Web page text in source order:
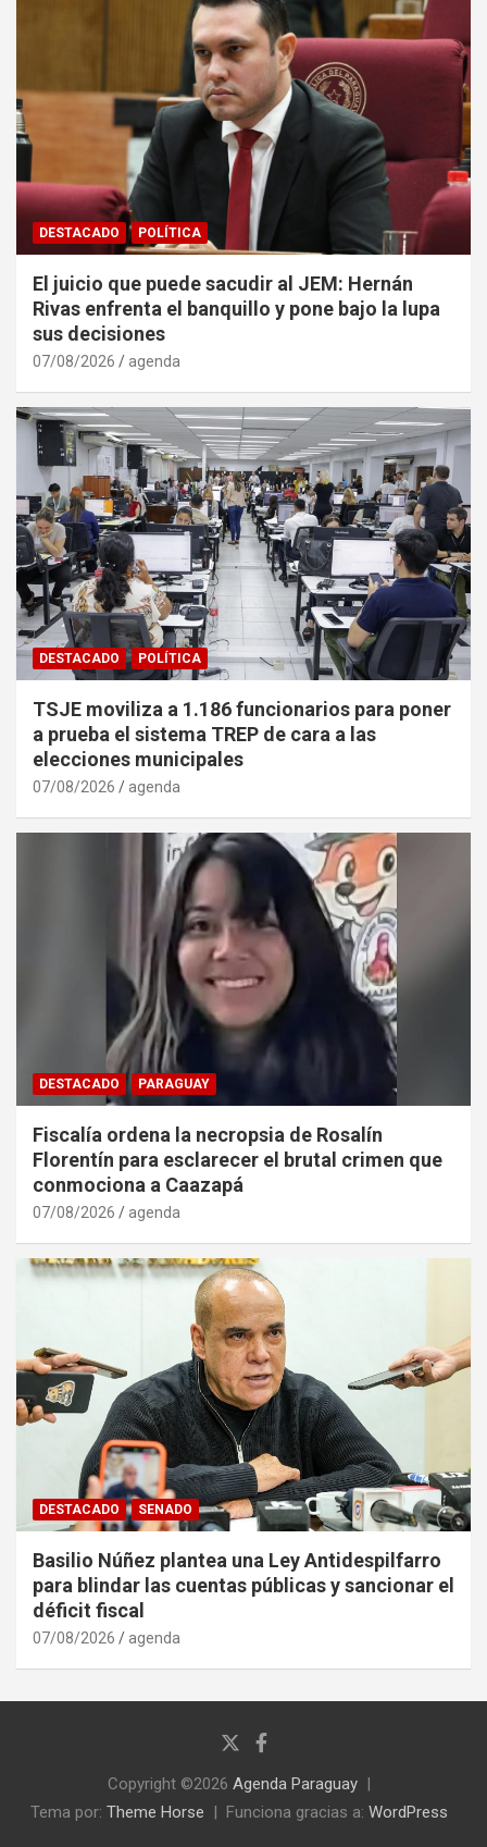
DESTACADO POLÍTICA
El juicio que puede sacudir al JEM: Hernán
Rivas enfrenta el banquillo y pone bajo la lupa
sus decisiones
07/08/2026 agenda
DESTACADO POLÍTICA
TSJE moviliza a 1.186 funcionarios para poner
a prueba el sistema TREP de cara a las
elecciones municipales
07/08/2026 agenda
DESTACADO PARAGUAY
Fiscalía ordena la necropsia de Rosalín
Florentín para esclarecer el brutal crimen que
conmociona a Caazapá
07/08/2026 agenda
DESTACADO SENADO
Basilio Núñez plantea una Ley Antidespilfarro
para blindar las cuentas públicas y sancionar el
déficit fiscal
07/08/2026 agenda
Copyright ©2026 Agenda Paraguay
Tema por: Theme Horse Funciona gracias a: WordPress